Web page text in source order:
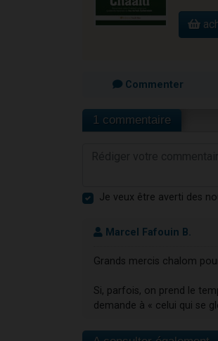
Commenter
1 commentaire
Je veux être averti des
Marcel Fafouin B.
Grands mercis chalom
Si, parfois, on prend le
demande à « celui qui se